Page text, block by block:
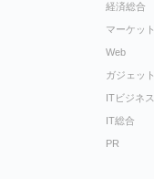
経済総合
マーケット
Web
ガジェット
ITビジネス
IT総合
PR